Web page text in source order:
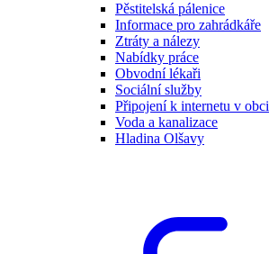
Pěstitelská pálenice
Informace pro zahrádkáře
Ztráty a nálezy
Nabídky práce
Obvodní lékaři
Sociální služby
Připojení k internetu v obci
Voda a kanalizace
Hladina Olšavy